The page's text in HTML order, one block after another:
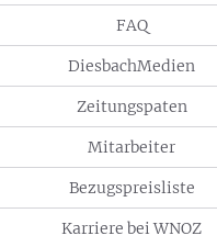
FAQ
DiesbachMedien
Zeitungspaten
Mitarbeiter
Bezugspreisliste
Karriere bei WNOZ